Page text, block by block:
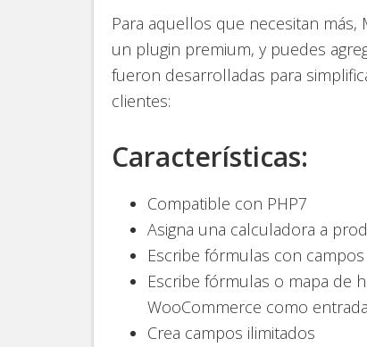
Para aquellos que necesitan
un plugin premium, y puedes
fueron desarrolladas para
clientes:
Características:
Compatible con PHP7
Asigna una calculadora a
Escribe fórmulas con campos
Escribe fórmulas o mapa de
WooCommerce como
Crea campos ilimitados